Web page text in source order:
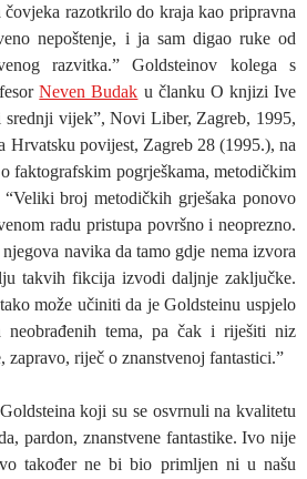
razotkrilo do kraja kao pripravna
nepoštenje, i ja sam digao ruke od
razvitka.” Goldsteinov kolega s
Neven Budak u članku O knjizi Ive
srednji vijek”, Novi Liber, Zagreb, 1995,
Hrvatsku povijest, Zagreb 28 (1995.), na
faktografskim pogrješkama, metodičkim
“Veliki broj metodičkih grješaka ponovo
radu pristupa površno i neoprezno.
navika da tamo gdje nema izvora
takvih fikcija izvodi daljnje zaključke.
može učiniti da je Goldsteinu uspjelo
neobrađenih tema, pa čak i riješiti niz
zapravo, riječ o znanstvenoj fantastici.”
koji su se osvrnuli na kvalitetu
pardon, znanstvene fantastike. Ivo nije
također ne bi bio primljen ni u našu